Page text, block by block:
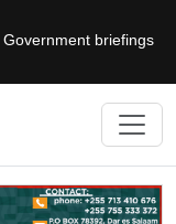
briefings